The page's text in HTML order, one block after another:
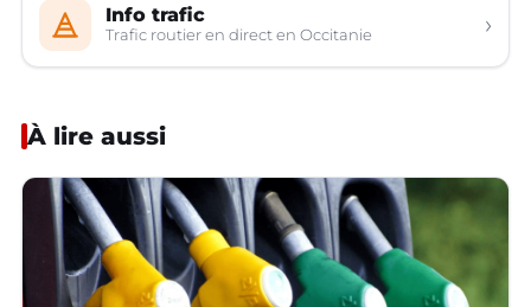
Info trafic
Trafic routier en direct en Occitanie ›
À lire aussi